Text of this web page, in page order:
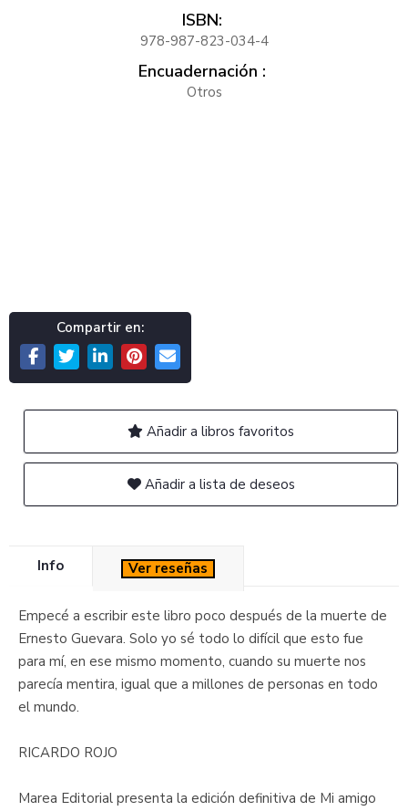
ISBN:
978-987-823-034-4
Encuadernación :
Otros
Compartir en:
Añadir a libros favoritos
Añadir a lista de deseos
Info Ver reseñas
Empecé a escribir este libro poco después de la muerte de
Ernesto Guevara. Solo yo sé todo lo difícil que esto fue
para mí, en ese mismo momento, cuando su muerte nos
parecía mentira, igual que a millones de personas en todo
el mundo.
RICARDO ROJO
Marea Editorial presenta la edición definitiva de Mi amigo